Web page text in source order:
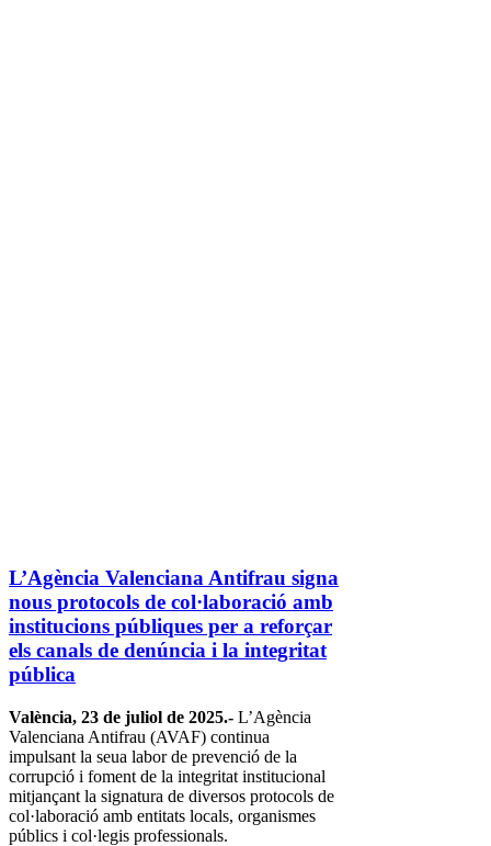
L’Agència Valenciana Antifrau signa
nous protocols de col·laboració amb
institucions públiques per a reforçar
els canals de denúncia i la integritat
pública
València, 23 de juliol de 2025.- L’Agència
Valenciana Antifrau (AVAF) continua
impulsant la seua labor de prevenció de la
corrupció i foment de la integritat institucional
mitjançant la signatura de diversos protocols de
col·laboració amb entitats locals, organismes
públics i col·legis professionals.